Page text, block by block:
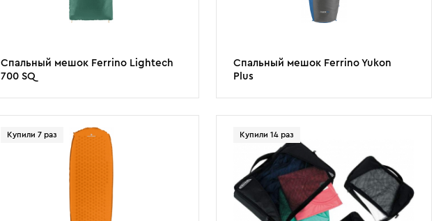
Спальный мешок Ferrino Lightech
700 SQ
Спальный мешок Ferrino Yukon
Plus
Купили 7 раз Купили 14 раз